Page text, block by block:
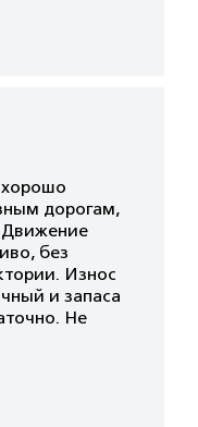
хорошо
дорогам,
Движение
без
Износ
и запаса
Не